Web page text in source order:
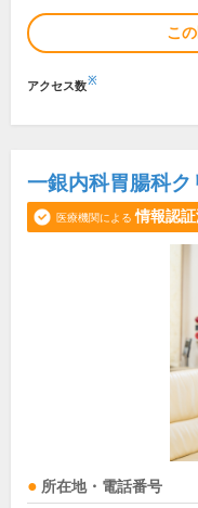
こ
アクセス数※
一銀内科胃腸科ク
医療機関による 情報認
所在地・電話番号